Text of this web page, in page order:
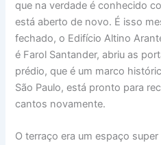
que na verdade é conhecido
está aberto de novo. É isso
fechado, o Edifício Altino
é Farol Santander, abriu as
prédio, que é um marco
São Paulo, está pronto para
cantos novamente.
O terraço era um espaço